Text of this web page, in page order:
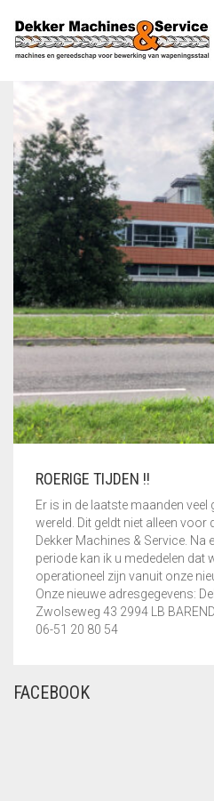
HOME
PRODUCTEN
VLECHTGEREEDSCHAP
BINDGEREEDSCHAP
PNEUMATISCH
HANDGEREEDSCHAP
HANDGEREEDSCHAP
KNIP- EN
BUIGMACHINE
DRAADROLVERWERKING
ROBOT IN DE
WAPENING
MACHINES
STAAFVERWERKING
DRAAD EN MATTEN
MATTENLASMACHINES
GEBRUIKT
OVER ONS
NIEUWS
SERVICE
CONTACT
LINKS
Webshop
Tag -
ROERIGE TIJDEN !!
Er is in de laatste maanden veel
wereld. Dit geldt niet alleen voor
Dekker Machines & Service. Na
periode kan ik u mededelen dat
operationeel zijn vanuit onze
Onze nieuwe adresgegevens:
Zwolseweg 43 2994 LB
06-51 20 80 54
FACEBOOK